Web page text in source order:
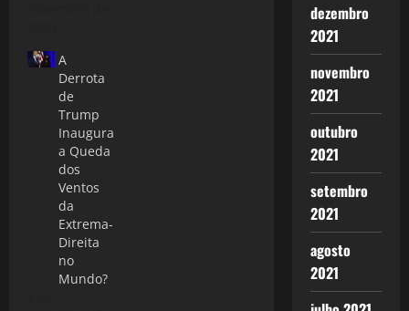
A
Derrota
de
Trump
Inaugura
a Queda
dos
Ventos
da
Extrema-
Direita
no
Mundo?
dezembro
2021
novembro
2021
outubro
2021
setembro
2021
agosto
2021